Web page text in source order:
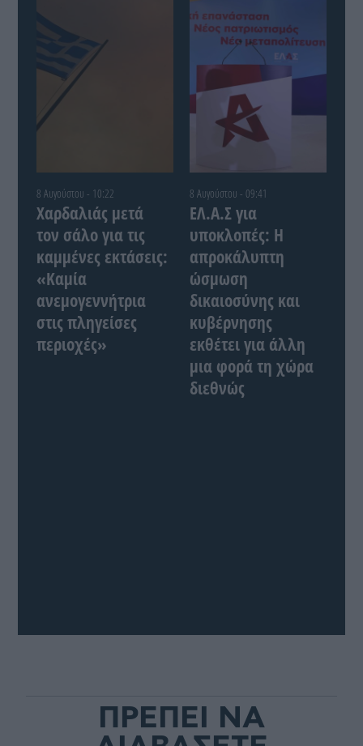
8 Αυγούστου - 10:22
Χαρδαλιάς μετά
τον σάλο για τις
καμμένες εκτάσεις:
«Καμία
ανεμογεννήτρια
στις πληγείσες
περιοχές»
8 Αυγούστου - 09:41
ΕΛ.Α.Σ για
υποκλοπές: Η
απροκάλυπτη
ώσμωση
δικαιοσύνης και
κυβέρνησης
εκθέτει για άλλη
μια φορά τη χώρα
διεθνώς
ΠΡΕΠΕΙ ΝΑ